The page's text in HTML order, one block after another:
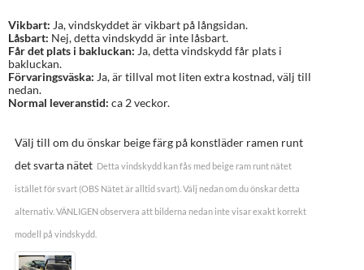
Vikbart: Ja, vindskyddet är vikbart på långsidan.
Låsbart: Nej, detta vindskydd är inte låsbart.
Får det plats i bakluckan: Ja, detta vindskydd får plats i
bakluckan.
Förvaringsväska: Ja, är tillval mot liten extra kostnad, välj till
nedan.
Normal leveranstid: ca 2 veckor.
Välj till om du önskar beige färg på konstläder ramen runt
det svarta nätet Detta vindskydd kan fås med beige ram runt nätet
istället för svart (OBS Nätet är alltid svart). Välj nedan om du önskar detta
alternativ. VÄNLIGEN observera att bilderna nedan inte visar exakt korrekt
modell på vindskydd.